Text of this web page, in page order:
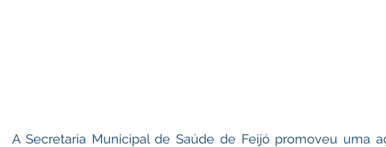
A Secretaria Municipal de Saúde de Feijó promoveu uma